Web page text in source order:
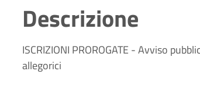
Descrizione
ISCRIZIONI PROROGATE - Avviso
allegorici